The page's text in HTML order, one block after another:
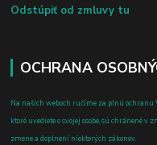
Odstúpiť od zmluvy tu
OCHRANA
Na našich weboch ručíme za plnú ochranu
ktoré uvediete o svojej osobe, sú chránené v
zmene a doplnení niektorých zákonov.